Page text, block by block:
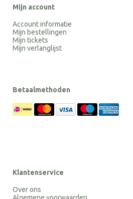
Mijn account
Account informatie
Mijn bestellingen
Mijn tickets
Mijn verlanglijst
Betaalmethoden
Klantenservice
Over ons